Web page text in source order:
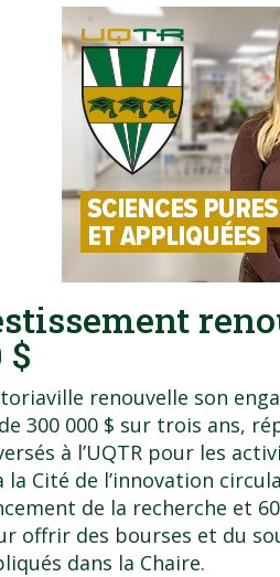
$
renouvelle son
300 000 $ sur trois ans,
à l’UQTR pour les
la Cité de l’innovation
de la recherche et
offrir des bourses et du
dans la Chaire.